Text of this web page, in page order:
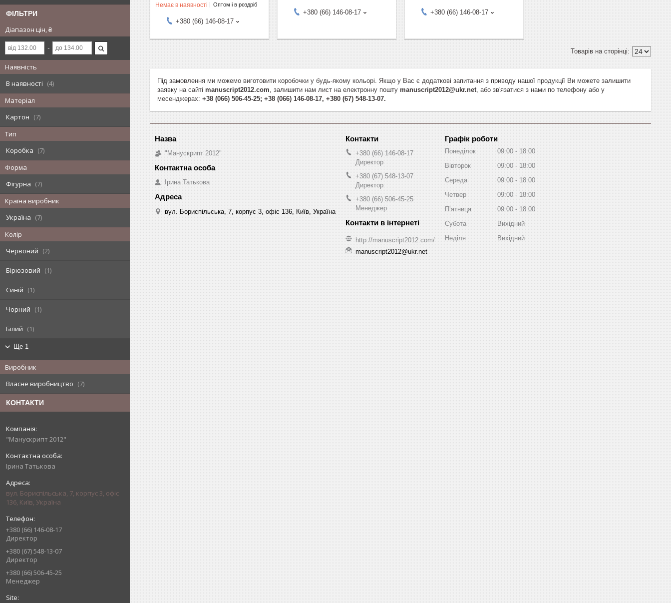
ФІЛЬТРИ
Діапазон цін, ₴
Наявність
В наявності
4
Матеріал
Картон
7
Тип
Коробка
7
Форма
Фігурна
7
Країна виробник
Україна
7
Колір
Червоний
2
Бірюзовий 1
Синій 1
Чорний 1
Білий 1
Ще 1
Виробник
Власне виробництво
7
КОНТАКТИ
"Манускрипт 2012"
Ірина Татькова
вул. Бориспільська, 7, корпус 3, офіс
136, Київ, Україна
+380 (66) 146-08-17
Директор
+380 (67) 548-13-07
Директор
+380 (66) 506-45-25
Менеджер
Немає в наявності Оптом і в роздріб
+380 (66) 146-08-17
+380 (66) 146-08-17 +380 (66) 146-08-17
Під замовлення ми можемо виготовити коробочки у будь-якому кольорі. Якщо у Вас є додаткові запитання з приводу нашої продукції Ви можете залишити
заявку на сайті manuscript2012.com , залишити нам лист на електронну пошту manuscript2012@ukr.net , або зв'язатися з нами по телефону або у
месенджерах: +38 (066) 506-45-25; +38 (066) 146-08-17, +380 (67) 548-13-07.
"Манускрипт 2012"
Ірина Татькова
вул. Бориспільська, 7, корпус 3, офіс 136, Київ, Україна
+380 (66) 146-08-17
Директор
+380 (67) 548-13-07
Директор
+380 (66) 506-45-25
Менеджер
http://manuscript2012.com/
manuscript2012@ukr.net
Графік роботи
Понеділок 09:00
18:00
Вівторок
09:00
18:00
Середа
09:00
18:00
Четвер
09:00
18:00
Пʼятниця
09:00
18:00
Субота
Вихідний
Неділя
Вихідний